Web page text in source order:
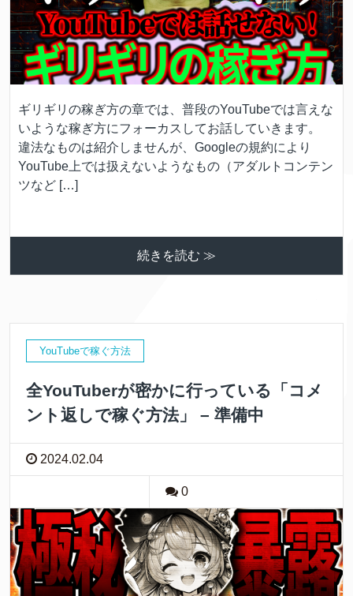
ギリギリの稼ぎ方の章では、普段のYouTubeでは言えな
いような稼ぎ方にフォーカスしてお話していきます。
違法なものは紹介しませんが、Googleの規約により
YouTube上では扱えないようなもの（アダルトコンテン
ツなど […]
続きを読む ≫
YouTubeで稼ぐ方法
全YouTuberが密かに行っている「コメ
ント返しで稼ぐ方法」 – 準備中
2024.02.04
0